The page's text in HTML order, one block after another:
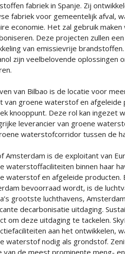
fabriek in Spanje. Zij
fabriek voor gemeentelijk afval,
economie. Het zal gebruik
Deze projecten zullen
van emissievrije
zijn veelbelovende oplossingen
van Bilbao is de locatie voor
van groene waterstof en afgeleide
knooppunt. Deze rol kan ingezet
leverancier van groene
waterstofcorridor tussen de
Amsterdam is de exploitant van
waterstoffaciliteiten binnen haar
waterstof en afgeleide producten.
bevoorraad wordt, is de
grootste luchthavens,
decarbonisatie uitdaging.
om deze uitdaging te tackelen.
aan het ontwikkelen,
waterstof nodig als grondstof.
van de meest prominente meng-